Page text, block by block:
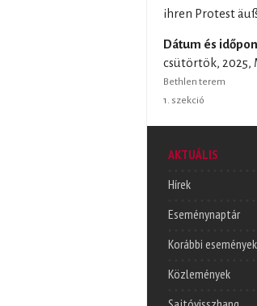
ihren Protest
Dátum és
csütörtök, 2025,
Bethlen terem
1. szekció
AKTUÁLIS
Hírek
Eseménynaptár
Korábbi események
Közlemények